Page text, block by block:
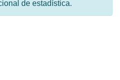
de estadística.